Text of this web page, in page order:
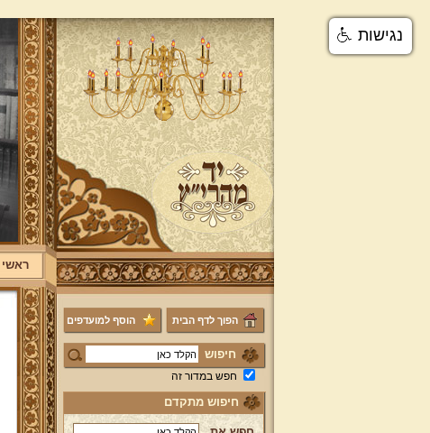
ראשי
הפוך לדף הבית הוסף למועדפים
חיפוש
חפש במדור זה
חיפוש מתקדם
נגישות